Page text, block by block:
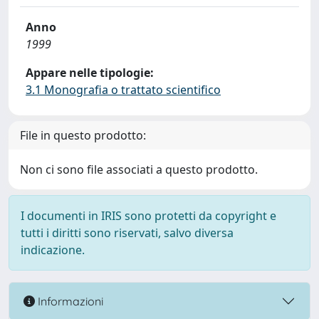
Anno
1999
Appare nelle tipologie:
3.1 Monografia o trattato scientifico
File in questo prodotto:
Non ci sono file associati a questo prodotto.
I documenti in IRIS sono protetti da copyright e
tutti i diritti sono riservati, salvo diversa
indicazione.
Informazioni